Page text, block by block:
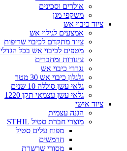
אולרים וסכינים
משקפי מגן
ציוד כיבוי אש
אמצעים לגילוי אש
ציוד מתקדם לכיבוי שריפות
מטפים לכיבוי אש בכל
צינורות ומחברים
נגררי כיבוי אש
גלגלון כיבוי אש 30 מטר
גלאי עשן סוללה 10 שנים
גלאי עשן עצמאי תקן 1220
ציוד אישי
הגנה עצמית
מוצרי חברת סטיל STHIL
מפוח עלים סטיל
חרמשים
מסורי שרשרת